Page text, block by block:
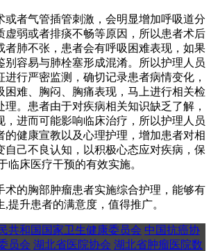
者气管插管刺激，会明显增加呼吸道分
虚弱或者排痰不畅等原因，所以患者术后
者肺不张，患者会有呼吸困难表现，如果
别容易与肺栓塞形成混淆。所以护理人员
进行严密监测，确切记录患者病情变化，
困难、胸闷、胸痛表现，马上进行相关检
。患者由于对疾病相关知识缺乏了解，
，进而可能影响临床治疗，所以护理人员
的健康宣教以及心理护理，增加患者对相
自己不良认知，以积极心态应对疾病，保
临床医疗干预的有效实施。
的胸部肿瘤患者实施综合护理，能够有
提升患者的满意度，值得推广。
共和国国家卫生健康委员会 中国抗癌协
员会 湖北省医院协会 湖北省肿瘤医院数